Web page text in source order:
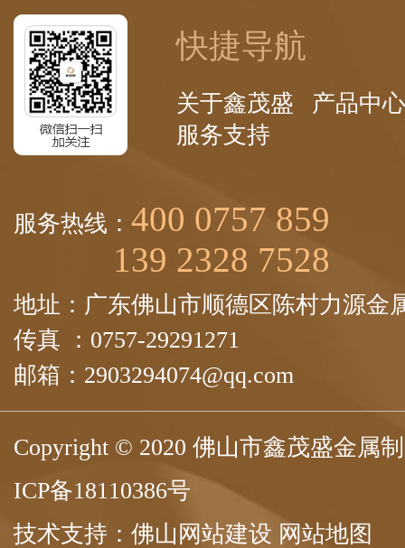
快捷导航
关于鑫茂盛
产品中心
服务支持
服务热线： 400 0757 859
139 2328 7528
地址：广东佛山市顺德区陈村力源金
传真 ：0757-29291271
邮箱：2903294074@qq.com
Copyright © 2020 佛山市鑫茂盛金属
ICP备18110386号
技术支持： 佛山网站建设 网站地图